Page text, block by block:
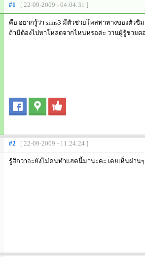
#1 [ 22-09-2009 - 04:04:31 ]
คือ อยากรู้ว่า sims3 มีตัวช่วยโพสท่าทางของตัว
ถ้ามีต้องไปหาโหลดจากไหนหรอค่ะ วานผู้รู้ช่วยต
#2 [ 22-09-2009 - 11:24:24 ]
รู้สึกว่าจะยังไม่คนทำแฮคนี้มานะคะ เคยเห็นผ่าน